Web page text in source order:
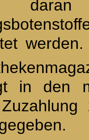
werden.
in den